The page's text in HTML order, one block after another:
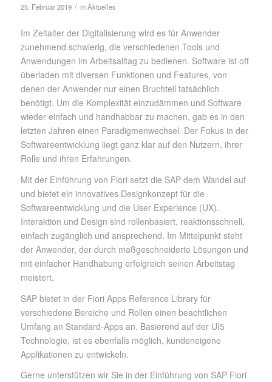
25. Februar 2019 / inAktuelles
Im Zeitalter der Digitalisierung wird es für Anwender
zunehmend schwierig, die verschiedenen Tools und
Anwendungen im Arbeitsalltag zu bedienen. Software ist oft
überladen mit diversen Funktionen und Features, von
denen der Anwender nur einen Bruchteil tatsächlich
benötigt. Um die Komplexität einzudämmen und Software
wieder einfach und handhabbar zu machen, gab es in den
letzten Jahren einen Paradigmenwechsel. Der Fokus in der
Softwareentwicklung liegt ganz klar auf den Nutzern, ihrer
Rolle und ihren Erfahrungen.
Mit der Einführung von Fiori setzt die SAP dem Wandel auf
und bietet ein innovatives Designkonzept für die
Softwareentwicklung und die User Experience (UX).
Interaktion und Design sind rollenbasiert, reaktionsschnell,
einfach zugänglich und ansprechend. Im Mittelpunkt steht
der Anwender, der durch maßgeschneiderte Lösungen und
mit einfacher Handhabung erfolgreich seinen Arbeitstag
meistert.
SAP bietet in der Fiori Apps Reference Library für
verschiedene Bereiche und Rollen einen beachtlichen
Umfang an Standard-Apps an. Basierend auf der UI5
Technologie, ist es ebenfalls möglich, kundeneigene
Applikationen zu entwickeln.
Gerne unterstützen wir Sie in der Einführung von SAP Fiori